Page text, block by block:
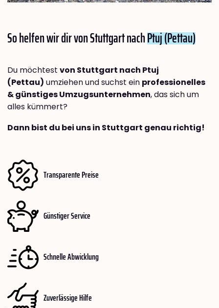
So helfen wir dir von Stuttgart nachPtuj (Pettau)
Du möchtest von Stuttgart nach Ptuj
(Pettau) umziehen und suchst ein professionelles
& günstiges Umzugsunternehmen, das sich um
alles kümmert?
Dann bist du bei uns in Stuttgart genau richtig!
Transparente Preise
Günstiger Service
Schnelle Abwicklung
Zuverlässige Hilfe